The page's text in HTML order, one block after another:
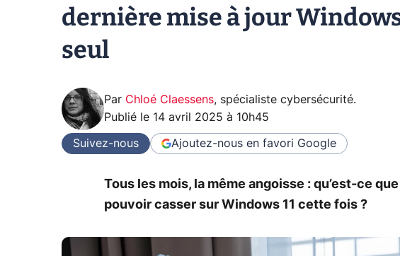
dernière mise à jour Windows
seul
Par Chloé Claessens, spécialiste cybersécurité.
Publié le 14 avril 2025 à 10h45
Suivez-nous Ajoutez-nous en favori Google
Tous les mois, la même angoisse : qu’est-ce
pouvoir casser sur Windows 11 cette fois ?